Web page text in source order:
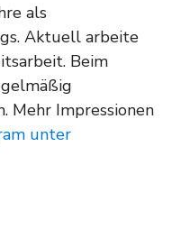
als
Aktuell arbeite
Beim
Mehr Impressionen
unter